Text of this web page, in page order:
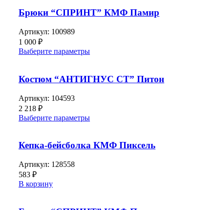
Брюки “СПРИНТ” КМФ Памир
Артикул: 100989
1 000 ₽
Выберите параметры
Костюм “АНТИГНУС СТ” Питон
Артикул: 104593
2 218 ₽
Выберите параметры
Кепка-бейсболка КМФ Пиксель
Артикул: 128558
583 ₽
В корзину